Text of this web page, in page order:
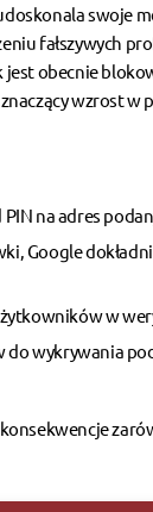
swoje
fałszywych
obecnie
wzrost
na adres
Google
w
wykrywania